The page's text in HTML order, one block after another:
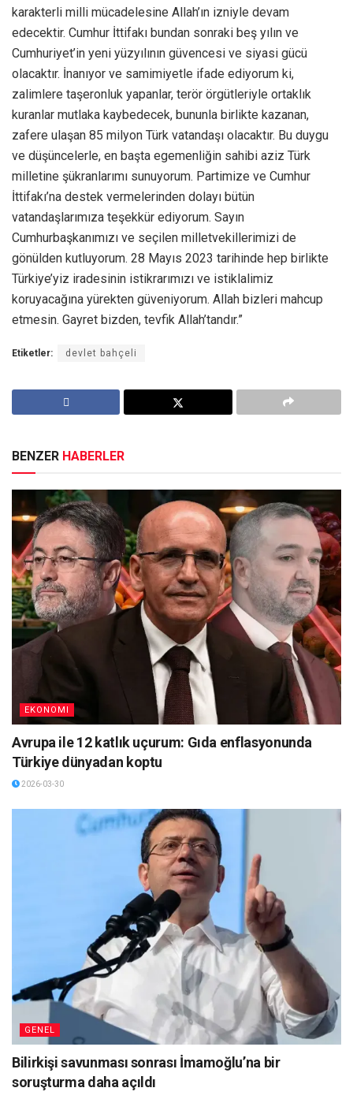
karakterli milli mücadelesine Allah’ın izniyle devam
edecektir. Cumhur İttifakı bundan sonraki beş yılın ve
Cumhuriyet’in yeni yüzyılının güvencesi ve siyasi gücü
olacaktır. İnanıyor ve samimiyetle ifade ediyorum ki,
zalimlere taşeronluk yapanlar, terör örgütleriyle ortaklık
kuranlar mutlaka kaybedecek, bununla birlikte kazanan,
zafere ulaşan 85 milyon Türk vatandaşı olacaktır. Bu duygu
ve düşüncelerle, en başta egemenliğin sahibi aziz Türk
milletine şükranlarımı sunuyorum. Partimize ve Cumhur
İttifakı’na destek vermelerinden dolayı bütün
vatandaşlarımıza teşekkür ediyorum. Sayın
Cumhurbaşkanımızı ve seçilen milletvekillerimizi de
gönülden kutluyorum. 28 Mayıs 2023 tarihinde hep birlikte
Türkiye’yiz iradesinin istikrarımızı ve istiklalimiz
koruyacağına yürekten güveniyorum. Allah bizleri mahcup
etmesin. Gayret bizden, tevfik Allah’tandır.”
Etiketler: devlet bahçeli
BENZER HABERLER
EKONOMI
Avrupa ile 12 katlık uçurum: Gıda enflasyonunda
Türkiye dünyadan koptu
2026-03-30
GENEL
Bilirkişi savunması sonrası İmamoğlu’na bir
soruşturma daha açıldı